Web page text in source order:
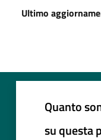
Ultimo
Quanto
su questa